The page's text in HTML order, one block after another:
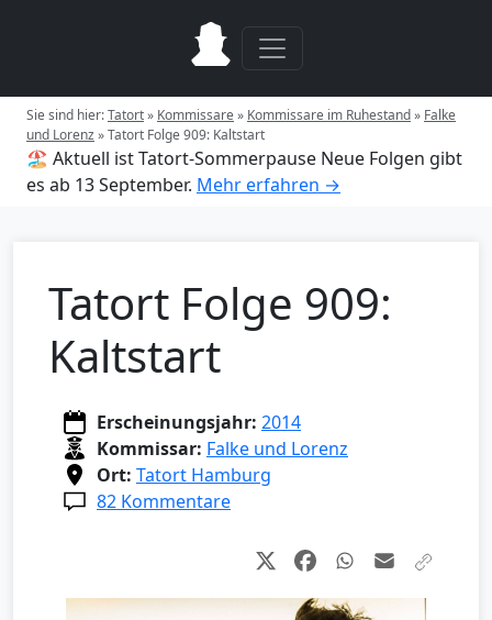
Sie sind hier:Tatort» Kommissare» Kommissare im Ruhestand» Falke
und Lorenz»Tatort Folge 909: Kaltstart
🏖️ Aktuell ist Tatort-Sommerpause Neue Folgen gibt
es ab 13 September. Mehr erfahren →
Tatort Folge 909:
Kaltstart
Erscheinungsjahr: 2014
Kommissar: Falke und Lorenz
Ort: Tatort Hamburg
82 Kommentare